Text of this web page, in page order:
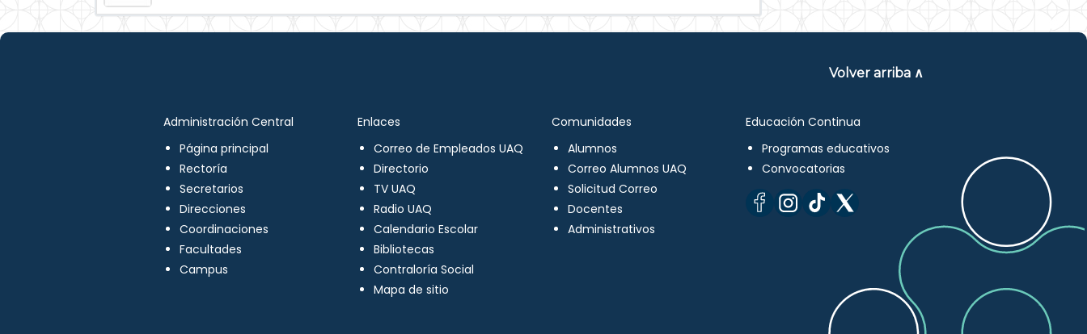
Volver arriba ∧
Administración Central
Página principal
Rectoría
Secretarios
Direcciones
Coordinaciones
Facultades
Campus
Enlaces
Correo de Empleados UAQ
Directorio
TV UAQ
Radio UAQ
Calendario Escolar
Bibliotecas
Contraloría Social
Mapa de sitio
Comunidades
Alumnos
Correo Alumnos UAQ
Solicitud Correo
Docentes
Administrativos
Educación Continua
Programas educativos
Convocatorias